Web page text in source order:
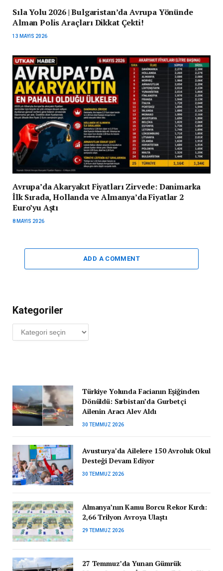
Sıla Yolu 2026 | Bulgaristan’da Avrupa Yönünde
Alman Polis Araçları Dikkat Çekti!
13 MAYIS 2026
Avrupa’da Akaryakıt Fiyatları Zirvede: Danimarka
İlk Sırada, Hollanda ve Almanya’da Fiyatlar 2
Euro’yu Aştı
8 MAYIS 2026
ADD A COMMENT
Kategoriler
Kategoriler
Türkiye Yolunda Facianın Eşiğinden
Dönüldü: Sırbistan’da Gurbetçi
Ailenin Aracı Alev Aldı
30 TEMMUZ 2026
Avusturya’da Ailelere 150 Avroluk Okul
Desteği Devam Ediyor
30 TEMMUZ 2026
Almanya’nın Kamu Borcu Rekor Kırdı:
2,66 Trilyon Avroya Ulaştı
29 TEMMUZ 2026
27 Temmuz’da Yunan Gümrük